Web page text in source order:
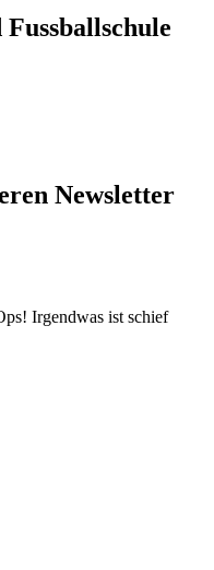
Newsletter
Irgendwas ist schief